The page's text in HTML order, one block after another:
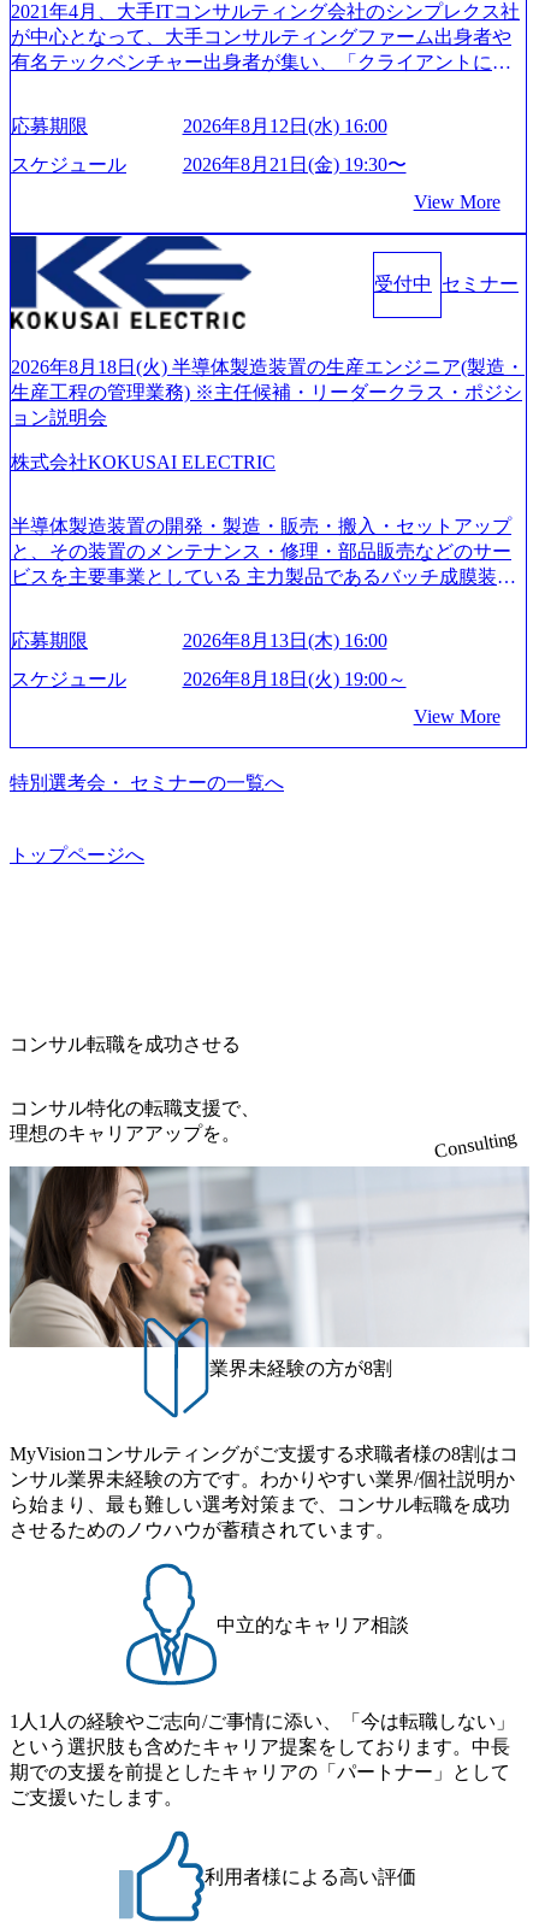
リフレッシュ休暇など、社員同士の交流や健康をサポート
する取り組みが充実している。 2026年8月13日(木) 19:00～2
0:30予定 2026年8月7日(金) 16:00 コンサル業界の動向や業務
界セミナーを実施しています。 ●前回開催時のアンケート
ージのぼんやりしていた部分が明確になりました」「業界
の全体感や実際に働いていらっしゃる方の体感的なお話を
方にもご参加いただけます。 連休中の平日夜という日程の
ため、在職中の方も有給を取得することなく、現職への配
慮なくご参加いただけます。帰省先からのオンライン参加
旅行事業の内容とビジネスモデル/今後の構想・事業展開/入
社後のキャリアパス ・質疑応答(20分) オンライン (Google M
eet) ・営業・マーケティングなど、ビジネスサイドでのキャ
リアを検討されている方 ・転職を具体的に決めてはいない
が、情報収集を進めたい段階の方 ・東京・大阪での勤務を
希望される方
2021年4月、大手ITコンサルティング会社のシンプレクス社
が中心となって、大手コンサルティングファーム出身者や
有名テックベンチャー出身者が集い、「クライアントにと
い」という想いの下で立ち上げた新鋭ファーム テクノロジ
ーがビジネスの成功に大きな影響力を持つDX時代におい
て、20年以上にわたってFintech業界を中心に最先端テクノ
つ、あらゆる業種・業界のクライアントの企業価値の最大
化を支援するために、戦略策定、組織改革、人材育成、業
務改善、実行支援などのコンサルティングサービスを一気
通貫で提供するのが特徴（いわゆる総合コンサルティング
ファーム） 社名の由来は”DXエリアにSpir（槍）を指して
ていく”という位置づけ 一昔前は金融が強い企業として認知
されていたが、現在金融の売上割合は全体の3割。現在はTo
C事業を始め、パブリック、製造業、通信、エンタメ、教
はあるが、社員の興味のある分野やスキルを活用したいな
着けたい方でも幅広に経験を積みたい方でも、キャリア形
成が柔軟に可能な環境である。 https://storage.googleapis.com/
our-vision-production.appspot.com/public/images/20240925204135
_93b1bff3-f71c-4bc9-8bd9-72a8a4826007_1200x554.webp https://
mages/20250502152751_46c65543-87ef-4e86-a85a-8649e1c532f9
_956x512.webp https://storage.googleapis.com/our-vision-producti
on.appspot.com/public/images/20250502152804_ba6aaa1a-9ffc-4f
m/our-vision-production.appspot.com/public/images/202505021528
ング会社で、NRI、NTTDATAと同じく世界のFinTech Ranki
開発、運用保守と言った全工程を行う「一気通貫体制」が
特長 ビジネスへの深い理解を持つコンサルタントが集うXs
報 (https://www.xspear.co.jp/member/)一部抜粋 - 伊勢山 昇吾氏:
広いプロジェクトに従事 - 鈴木健仁氏：新卒でベイカレン
トに入社し最年少ディレクターを経てXspearに参画 - 梶田
威人氏：BCG出身。金融業界における戦略策定、DX戦略立
案、人事組織テーマに強みを持ち、メディア・エンタメ業
界においてはDX戦略立案、NFT等の新規事業立案を得意と
する。 - 藏満 一馬氏：アクセンチュア出身。金融業界を中
心に、DX戦略策定、新規事業立案、組織変革、規制対応等
の幅広いプロジェクトを主導する。 - 天野 善仁氏：19卒Pw
C出身。Xspear最年少シニアマネージャー 社員インタビュー
ページ (https://www.xspear.co.jp/career/interviews/) 戦略だけの
コンサルは終わり──コンサル業界の風雲児に聞く。“これ
から”のコンサルの在り方 (https://www.businessinsider.jp/articl
e/20250205-simplex-xspear/) Xspear Consultingがえるぼし認定
を取得 (https://www.agara.co.jp/article/382811) シンプレクスと
Xspear Consultingが、東京都港区の行政手続き100%デジタル
化を支援 (https://www.afpbb.com/articles/-/3520247) 【未経験
者】 ・年収UPでのオファー ・ワンプールで様々なインダ
流工程、先端技術を学べる環境 【コンサルファーム経験
者】 ・専門領域に軸足を置きながら、他領域にもチャレン
ジできる環境 ・タイトルアップでのオファー ・現職ファー
ムより高いオファー年収 ・実力主義でプロモーションでき
る（ダブルスキップもあり） ・週に1度のアサインｍｔｇで
果、なりたいキャリアを反映できるｐｊにアサインしても
らえる ・シンプレクスというテクノロジーに強い部隊がい
るため、エンジニアの視点からも協業しクライアントへ価
値提供できる ・デリバリー中心の案件もあればセールス中
心の案件もあり、個々の裁量や得意領域に合わせた売り上
げの立て方を選べる ここ1年で社員数60名⇒100名超、売上
今期18億円⇒来期30億円（いずれも約170％アップ）と急成
長中のファームである また、成長中ファームのため優秀な
応募期限
2026年8月12日(水) 16:00
スケジュール
2026年8月21日(金) 19:30〜
View More
受付中 セミナー
2026年8月18日(火) 半導体製造装置の生産エンジニア(製造・
生産工程の管理業務) ※主任候補・リーダークラス・ポジシ
ョン説明会
株式会社KOKUSAI ELECTRIC
半導体製造装置の開発・製造・販売・搬入・セットアップ
と、その装置のメンテナンス・修理・部品販売などのサー
ビスを主要事業としている 主力製品であるバッチ成膜装置
世界トップクラスのシェアを有している 技術と対話を通じ
て未来を創造し、社会課題の解決に貢献することを目指し
ている Mission:私たちの技術/私たちの対話 Vision:夢を未来
話 IoT社会の浸透、AIの加速等により半導体需要は世界中で
急伸長しており、それに伴い半導体製造装置の需要も伸長
中 https://storage.googleapis.com/our-vision-production.appspot.co
on-production.appspot.com/public/images/20260224131052_2abe7
cb8-329e-4a45-a8f5-73d9728b2cd7_1200x486.webp https://storag
アドバイザーによる自身のキャリア構築をめざす「キャリ
スタイム制度を実施しており、月単位の決められた労働時
間の範囲内で、出社・退社の時刻を社員の自己裁量に委
ね、ワークライフバランスを図りながら効率的に働くこと
ができる 【休日】 土日祝休みの完全週休2日制 2025年度の
年間休日は125日（GW8日、夏季9日、年末年始9日） 有給
休暇は年間24日（4月1日入社の場合）で、入社日に付与さ
れます。 年次有給休暇の残日数は、翌年度に繰り越すこと
ができます。 慶弔休暇は、事由により取得可能日数は異な
りますが、3～7日の連続休暇を取得できます。 リフレッシ
ュ休暇は、規程で定める勤続年数ごとに、連続5日のリフレ
ッシュ休暇を取得できます。 【育児や子の看護、介護など
の制度】 育児休暇： 対象：小学校1年修了時の3月31日まで
の子を育てるすべての従業員※期間：通算3年間 短時間勤
日2時間15分まで、始業・終業時刻の繰り上げ・繰り下げが
可能 子の看護休暇： 子1人につき5日まで取得でき、1時間
単位で取得することも可能 家族看護休暇： 5日まで取得で
き、1時間単位で取得することも可能 【独身寮、住宅手当制
度など】 独身寮：富山事業所の近くに、白風寮と青風寮の2
つの寮があり、以下の入居基準を満たす方が入居可能で
す。 ＜入居基準＞ ・満33歳までの独身者 ・自宅から勤務地
までの通勤総時間が2時間を超えること 住宅手当： 本社の
近くには独身寮や社宅等が無いため、条件を満たす方には
住宅手当を支給します。 また、独身寮は男性のみの入居と
なるため、入居基準を満たす女性には住宅手当を支給しま
す。 住宅手当は、一般賃貸物件を従業員が契約し、規程で
定める金額を会社が支払います。 その他： 採用時や転勤等
による引っ越し費用は、会社が負担します。 2026年8月18日
(火) 19:00～20:00 2026年8月13日(木) 16:00 応募をご検討され
ている方を対象に、会社説明会を実施予定です。 ● 求人名
・【富山】半導体製造装置の生産エンジニア(製造・生産工
程の管理業務) ※主任候補・リーダークラス ・【砺波】半
導体製造装置の生産エンジニア(製造・生産工程の管理業務)
応募期限
2026年8月13日(木) 16:00
スケジュール
2026年8月18日(火) 19:00～
View More
特別選考会・ セミナーの一覧へ
トップページへ
コンサル転職を成功させる
コンサル特化の転職支援で、
理想のキャリアアップを。
Consulting
業界未経験の方が8割
MyVisionコンサルティングがご支援する求職者様の8割はコ
ンサル業界未経験の方です。わかりやすい業界/個社説明か
ら始まり、最も難しい選考対策まで、コンサル転職を成功
させるためのノウハウが蓄積されています。
中立的なキャリア相談
1人1人の経験やご志向/ご事情に添い、「今は転職しない」
という選択肢も含めたキャリア提案をしております。中長
期での支援を前提としたキャリアの「パートナー」として
ご支援いたします。
利用者様による高い評価